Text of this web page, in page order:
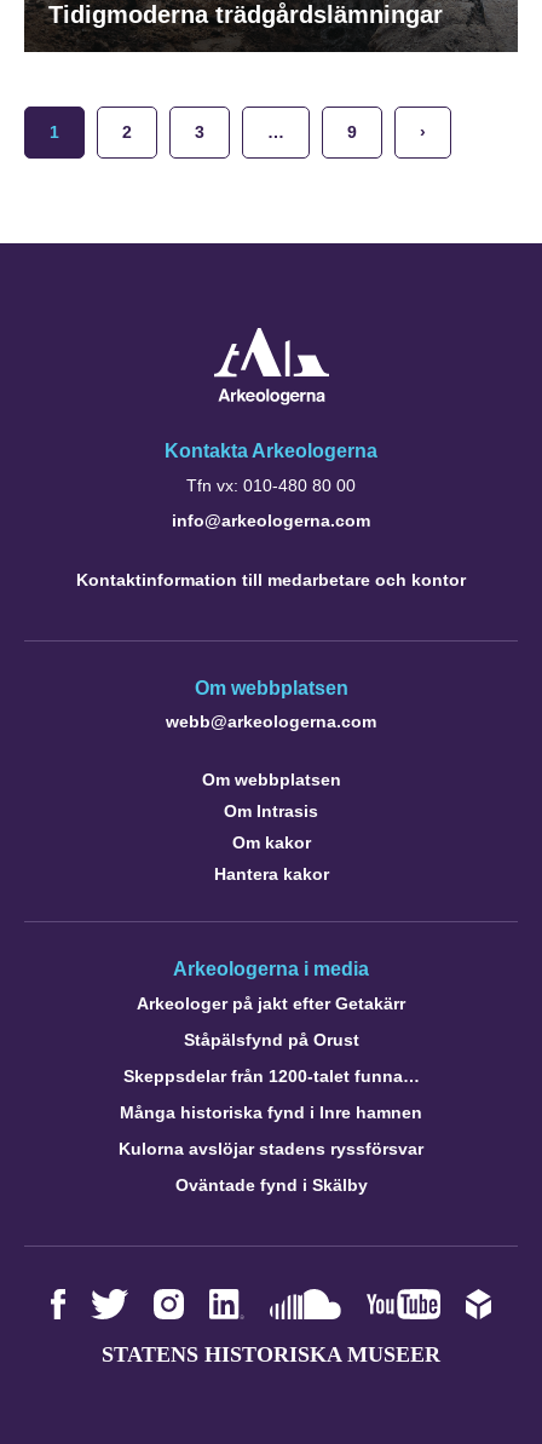
Tidigmoderna trädgårdslämningar
1 2 3 … 9 ›
Kontakta Arkeologerna
Tfn vx: 010-480 80 00
info@arkeologerna.com
Kontaktinformation till medarbetare och kontor
Om webbplatsen
webb@arkeologerna.com
Om webbplatsen
Om Intrasis
Om kakor
Hantera kakor
Arkeologerna i media
Arkeologer på jakt efter Getakärr
Ståpälsfynd på Orust
Skeppsdelar från 1200-talet funna…
Många historiska fynd i Inre hamnen
Kulorna avslöjar stadens ryssförsvar
Oväntade fynd i Skälby
STATENS HISTORISKA MUSEER